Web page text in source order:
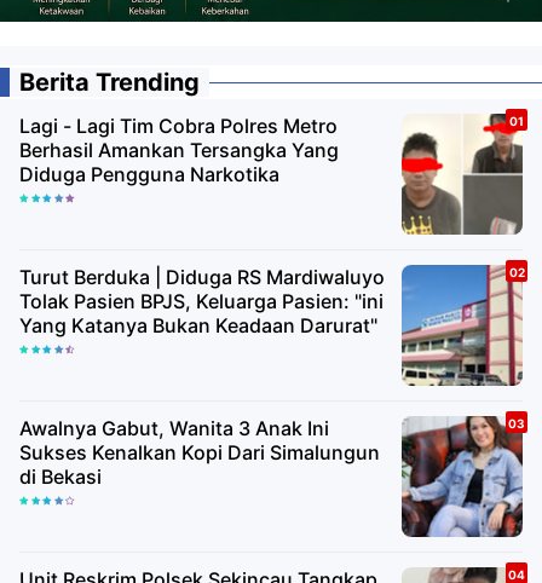
Berita Trending
Lagi - Lagi Tim Cobra Polres Metro
Berhasil Amankan Tersangka Yang
Diduga Pengguna Narkotika
Turut Berduka | Diduga RS Mardiwaluyo
Tolak Pasien BPJS, Keluarga Pasien: "ini
Yang Katanya Bukan Keadaan Darurat"
Awalnya Gabut, Wanita 3 Anak Ini
Sukses Kenalkan Kopi Dari Simalungun
di Bekasi